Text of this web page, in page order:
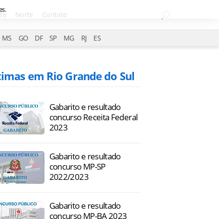
Norte Contato
MS GO DF SP MG RJ ES
em Rio Grande do Sul
Gabarito e resultado
concurso Receita Federal
2023
Gabarito e resultado
concurso MP-SP
2022/2023
Gabarito e resultado
concurso MP-BA 2023